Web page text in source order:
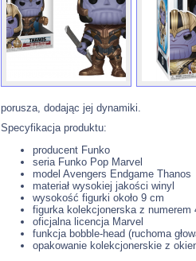
porusza, dodając jej dynamiki.
Specyfikacja produktu:
producent Funko
seria Funko Pop Marvel
model Avengers Endgame Thanos
materiał wysokiej jakości winyl
wysokość figurki około 9 cm
figurka kolekcjonerska z numerem
oficjalna licencja Marvel
funkcja bobble-head (ruchoma
opakowanie kolekcjonerskie z